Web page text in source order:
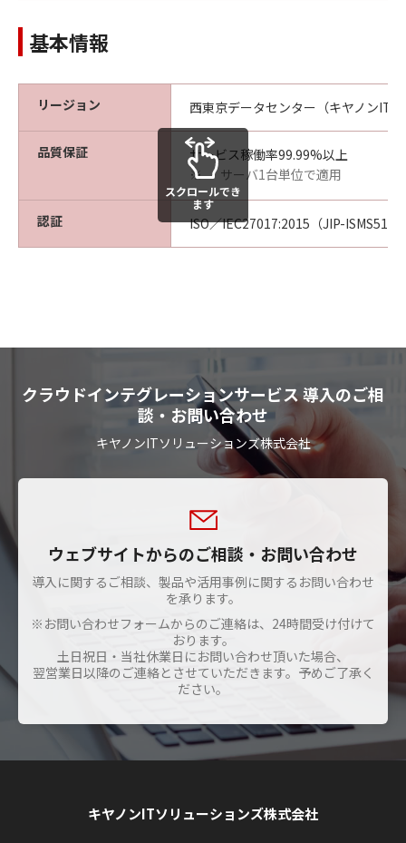
基本情報
リージョン 西東京データセンター（キヤノンITS
品質保証 サービス稼働率99.99%以上
※ サーバ1台単位で適用
認証 ISO／IEC27017:2015（JIP-ISMS517-
スクロールでき
ます
クラウドインテグレーションサービス 導入のご相
談・お問い合わせ
キヤノンITソリューションズ株式会社
ウェブサイトからのご相談・お問い合わせ
導入に関するご相談、製品や活用事例に関するお問い合わせ
を承ります。
※お問い合わせフォームからのご連絡は、24時間受け付けて
おります。
土日祝日・当社休業日にお問い合わせ頂いた場合、
翌営業日以降のご連絡とさせていただきます。予めご了承く
ださい。
キヤノンITソリューションズ株式会社